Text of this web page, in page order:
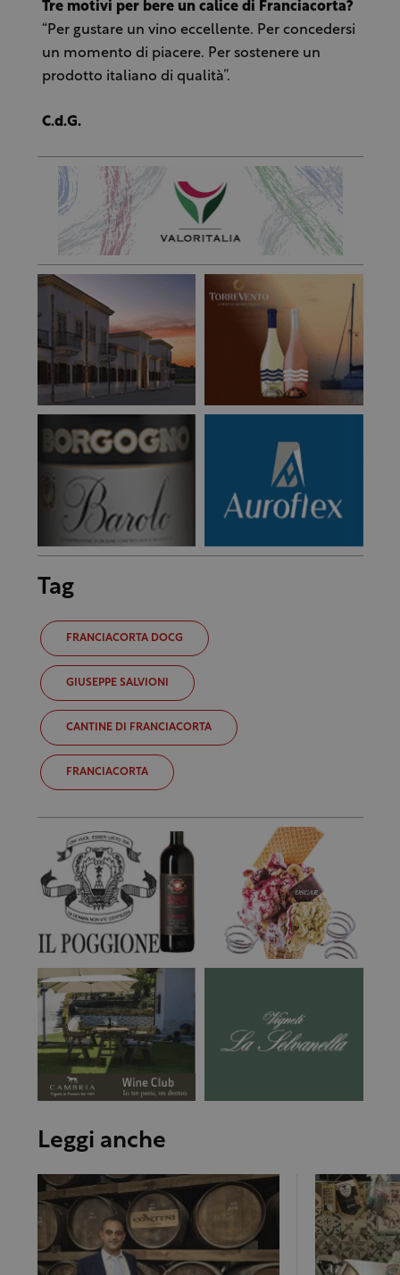
Tre motivi per bere un calice di Franciacorta?
“Per gustare un vino eccellente. Per concedersi
un momento di piacere. Per sostenere un
prodotto italiano di qualità”.
C.d.G.
Tag
FRANCIACORTA DOCG
GIUSEPPE SALVIONI
CANTINE DI FRANCIACORTA
FRANCIACORTA
Leggi anche